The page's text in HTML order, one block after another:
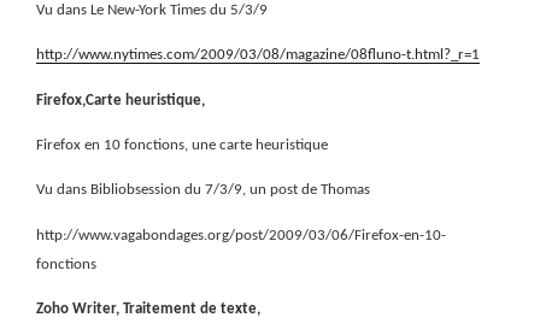
Vu dans Le New-York Times du 5/3/9
http://www.nytimes.com/2009/03/08/magazine/08fluno-t.html?_r=1
Firefox,Carte heuristique,
Firefox en 10 fonctions, une carte heuristique
Vu dans Bibliobsession du 7/3/9, un post de Thomas
http://www.vagabondages.org/post/2009/03/06/Firefox-en-10-
fonctions
Zoho Writer, Traitement de texte,